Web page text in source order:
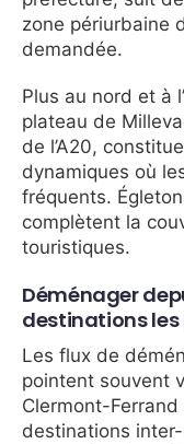
zone périurbaine
demandée.
Plus au nord et à
plateau de
de l’A20,
dynamiques où
fréquents.
complètent la
touristiques.
Déménager
destinations
Les flux de
pointent souvent
Clermont-
destinations